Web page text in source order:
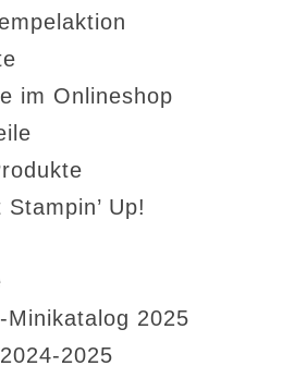
im Onlineshop
Up!
2025
2025